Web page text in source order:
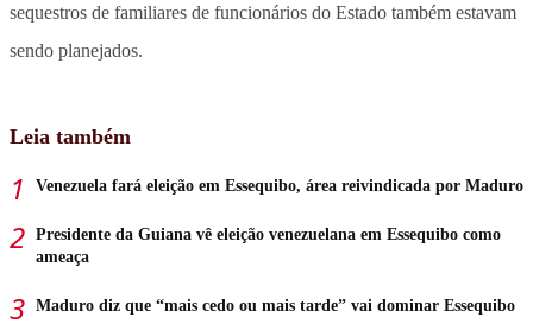
sequestros de familiares de funcionários do Estado também estavam
sendo planejados.
Leia também
Venezuela fará eleição em Essequibo, área reivindicada por Maduro
Presidente da Guiana vê eleição venezuelana em Essequibo como
ameaça
Maduro diz que “mais cedo ou mais tarde” vai dominar Essequibo